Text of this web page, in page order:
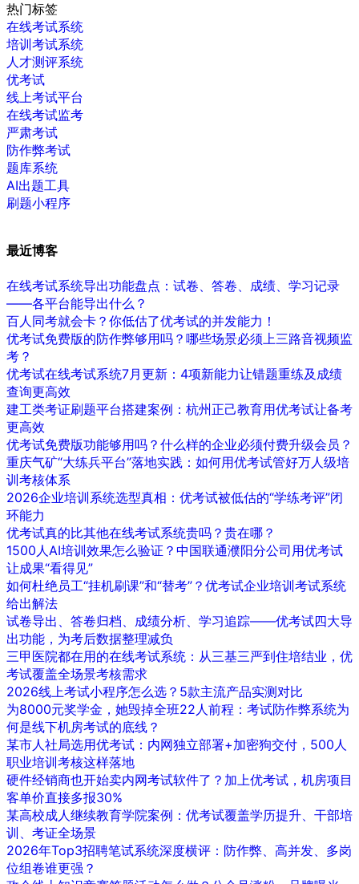
热门标签
在线考试系统
培训考试系统
人才测评系统
优考试
线上考试平台
在线考试监考
严肃考试
防作弊考试
题库系统
AI出题工具
刷题小程序
最近博客
在线考试系统导出功能盘点：试卷、答卷、成绩、学习记录
——各平台能导出什么？
百人同考就会卡？你低估了优考试的并发能力！
优考试免费版的防作弊够用吗？哪些场景必须上三路音视频监
考？
优考试在线考试系统7月更新：4项新能力让错题重练及成绩
查询更高效
建工类考证刷题平台搭建案例：杭州正己教育用优考试让备考
更高效
优考试免费版功能够用吗？什么样的企业必须付费升级会员？
重庆气矿“大练兵平台”落地实践：如何用优考试管好万人级培
训考核体系
2026企业培训系统选型真相：优考试被低估的“学练考评”闭
环能力
优考试真的比其他在线考试系统贵吗？贵在哪？
1500人AI培训效果怎么验证？中国联通濮阳分公司用优考试
让成果“看得见”
如何杜绝员工“挂机刷课”和“替考”？优考试企业培训考试系统
给出解法
试卷导出、答卷归档、成绩分析、学习追踪——优考试四大导
出功能，为考后数据整理减负
三甲医院都在用的在线考试系统：从三基三严到住培结业，优
考试覆盖全场景考核需求
2026线上考试小程序怎么选？5款主流产品实测对比
为8000元奖学金，她毁掉全班22人前程：考试防作弊系统为
何是线下机房考试的底线？
某市人社局选用优考试：内网独立部署+加密狗交付，500人
职业培训考核这样落地
硬件经销商也开始卖内网考试软件了？加上优考试，机房项目
客单价直接多报30%
某高校成人继续教育学院案例：优考试覆盖学历提升、干部培
训、考证全场景
2026年Top3招聘笔试系统深度横评：防作弊、高并发、多岗
位组卷谁更强？